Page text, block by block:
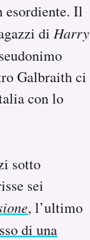
esordiente. Il
di Harry
Galbraith ci
con lo
sotto
sei
, l’ultimo
di una